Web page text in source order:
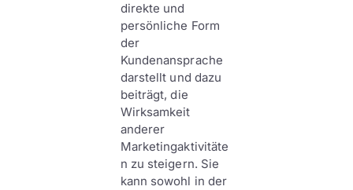
direkte und
persönliche Form
der
Kundenansprache
darstellt und dazu
beiträgt, die
Wirksamkeit
anderer
Marketingaktivitäte
n zu steigern. Sie
kann sowohl in der